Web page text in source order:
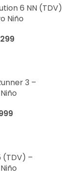
6 NN (TDV)
Niño
3 –
(TDV) –